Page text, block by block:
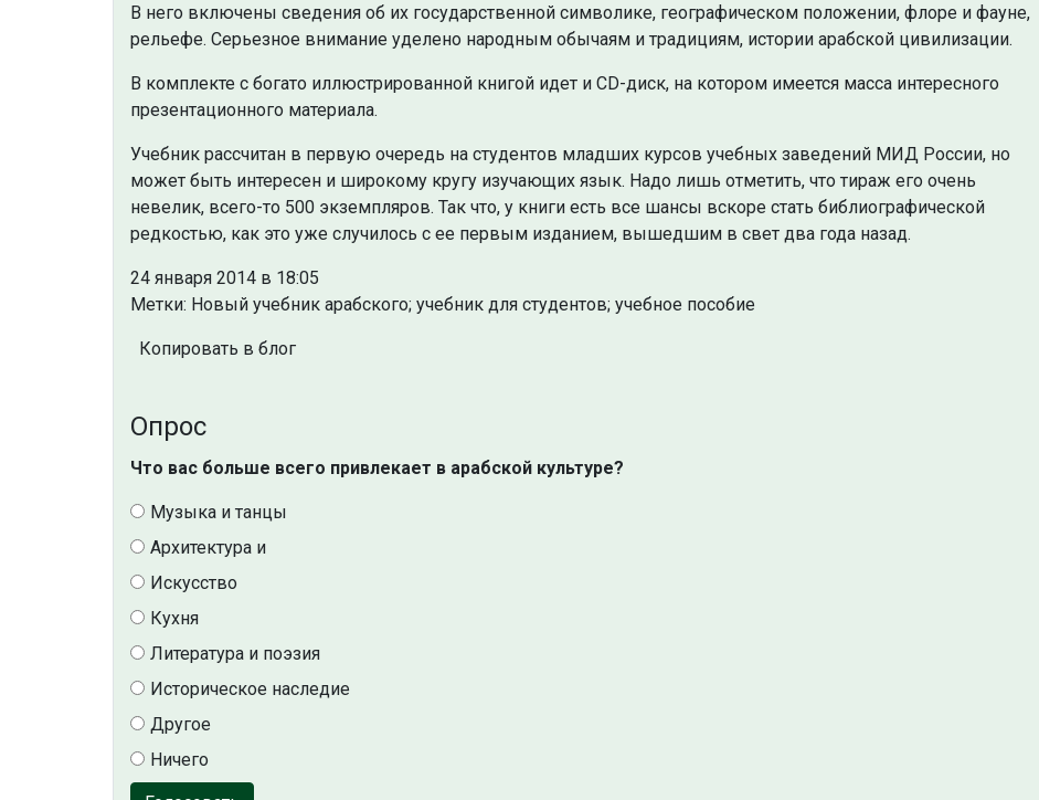
В него включены сведения об их государственной символике, географическом положении, флоре и фауне,
рельефе. Серьезное внимание уделено народным обычаям и традициям, истории арабской цивилизации.
В комплекте с богато иллюстрированной книгой идет и CD-диск, на котором имеется масса интересного
презентационного материала.
Учебник рассчитан в первую очередь на студентов младших курсов учебных заведений МИД России, но
может быть интересен и широкому кругу изучающих язык. Надо лишь отметить, что тираж его очень
невелик, всего-то 500 экземпляров. Так что, у книги есть все шансы вскоре стать библиографической
редкостью, как это уже случилось с ее первым изданием, вышедшим в свет два года назад.
24 января 2014 в 18:05
Метки: Новый учебник арабского; учебник для студентов; учебное пособие
Копировать в блог
Опрос
Что вас больше всего привлекает в арабской культуре?
Музыка и танцы
Архитектура и
Искусство
Кухня
Литература и поэзия
Историческое наследие
Другое
Ничего